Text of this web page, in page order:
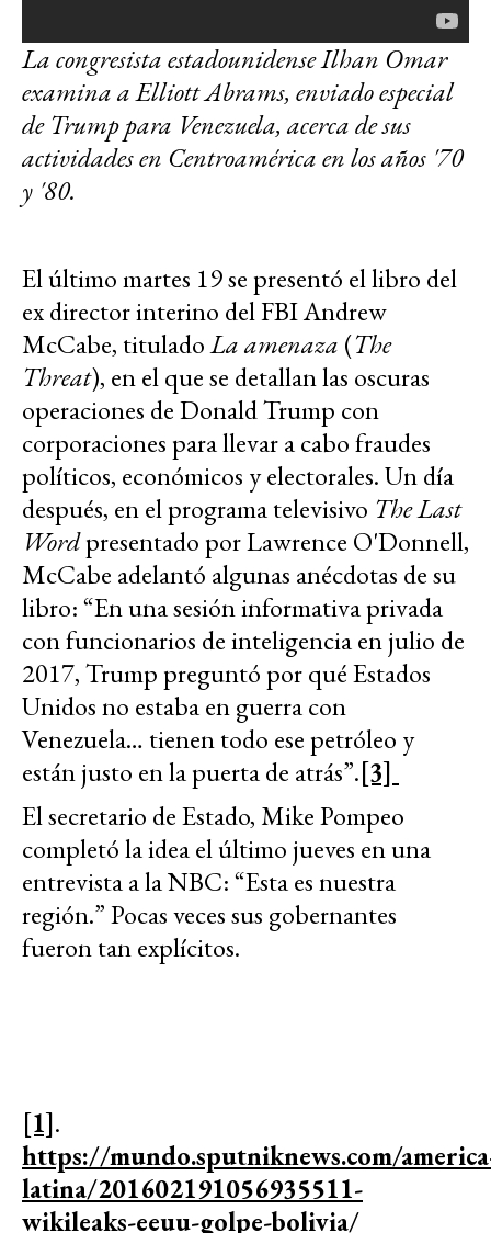
La congresista estadounidense Ilhan Omar
examina a Elliott Abrams, enviado especial
de Trump para Venezuela, acerca de sus
actividades en Centroamérica en los años '70
y '80.
El último martes 19 se presentó el libro del
ex director interino del FBI Andrew
McCabe, tituladoLa amenaza (The
Threat), en el que se detallan las oscuras
operaciones de Donald Trump con
corporaciones para llevar a cabo fraudes
políticos, económicos y electorales. Un día
después, en el programa televisivo The Last
Wordpresentado por Lawrence O'Donnell,
McCabe adelantó algunas anécdotas de su
libro: “En una sesión informativa privada
con funcionarios de inteligencia en julio de
2017, Trump preguntó por qué Estados
Unidos no estaba en guerra con
Venezuela… tienen todo ese petróleo y
están justo en la puerta de atrás”.[3]
El secretario de Estado, Mike Pompeo
completó la idea el último jueves en una
entrevista a la NBC: “Esta es nuestra
región.” Pocas veces sus gobernantes
fueron tan explícitos.
[1].
https://mundo.sputniknews.com/
latina/201602191056935511-
wikileaks-eeuu-golpe-bolivia/